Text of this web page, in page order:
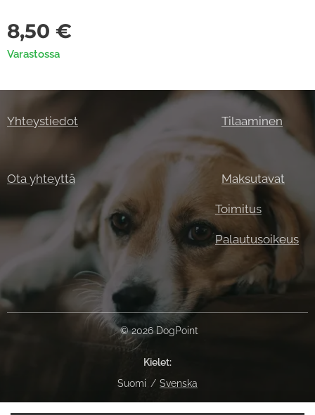
8,50 €
Varastossa
Yhteystiedot Tilaaminen
Ota yhteyttä Maksutavat
Toimitus
Palautusoikeus
© 2026 DogPoint
Kielet
Suomi
Svenska